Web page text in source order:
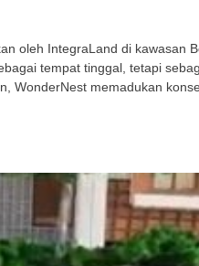
oleh IntegraLand di kawasan
tempat tinggal, tetapi
WonderNest memadukan